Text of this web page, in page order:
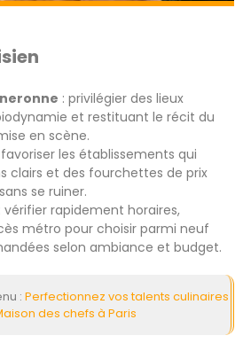
: privilégier des lieux
et restituant le récit du
en scène.
favoriser les établissements qui
clairs et des fourchettes de prix
se ruiner.
: vérifier rapidement horaires,
métro pour choisir parmi neuf
selon ambiance et budget.
: Perfectionnez vos talents culinaires
des chefs à Paris